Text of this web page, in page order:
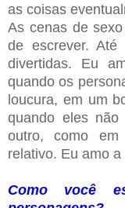
as coisas
As cenas de
de escrever.
divertidas. Eu
quando os
loucura, em um
quando eles
outro, como
relativo. Eu amo a
Como você